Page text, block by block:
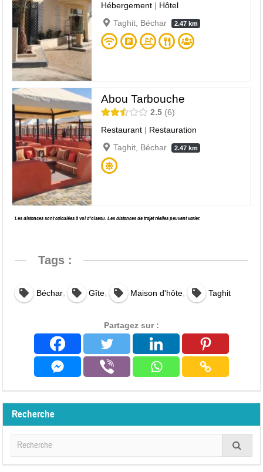
Hébergement | Hôtel
Taghit, Béchar
2.47 km
Abou Tarbouche
2.5 6
Restaurant | Restauration
Taghit, Béchar
2.47 km
Les distances sont calculées à vol d’oiseau. Les distances de trajet réelles peuvent varier.
Tags :
Béchar, Gîte, Maison d'hôte Taghit
Partagez sur :
Recherche